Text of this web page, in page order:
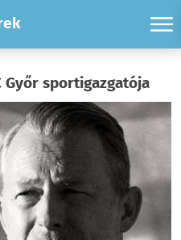
Győr sportigazgatója